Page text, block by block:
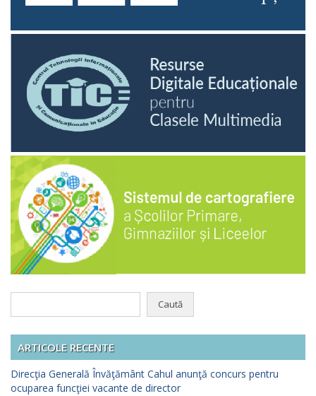
ARTICOLE RECENTE
Direcţia Generală Învăţământ Cahul anunţă concurs pentru
ocuparea funcţiei vacante de director